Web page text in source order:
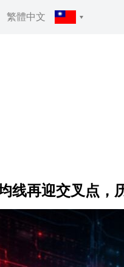
繁體中文
线再迎交叉点